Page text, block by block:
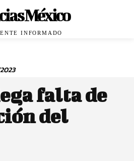
México
INFORMADO
falta de
del